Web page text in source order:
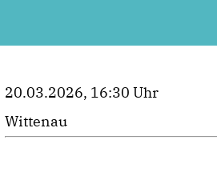
20.03.2026, 16:30 Uhr
Wittenau